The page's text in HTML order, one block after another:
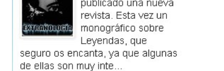
los audios de su programa " Enigma 03 ", que aunque la
mayoría están en idioma catalán, vale la pena escucharlos
(algunas partes de los programas están en español).
ENLACE A LA PÁGINA DE FRAN RECIO Y para terminar os
dejo una frase que...